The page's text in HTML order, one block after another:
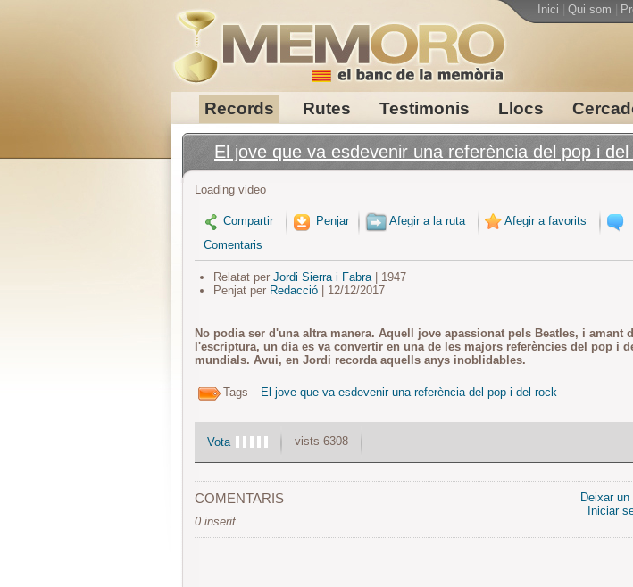
Records Rutes Testimonis Llocs
Inici Qui som
El jove que va esdevenir una referència del pop i
Loading video
Compartir Penjar Afegir a la ruta
Afegir a favorits
Comentaris
Relatat per Jordi Sierra i Fabra| 1947
Penjat per Redacció| 12/12/2017
No podia ser d'una altra manera. Aquell jove apassionat pels Beatles, i amant
l'escriptura, un dia es va convertir en una de les majors referències del pop i
mundials. Avui, en Jordi recorda aquells anys inoblidables.
Tags El jove que va esdevenir una referència del pop i del rock
Vota vists 6308
COMENTARIS
0 inserit
Deixar
Iniciar